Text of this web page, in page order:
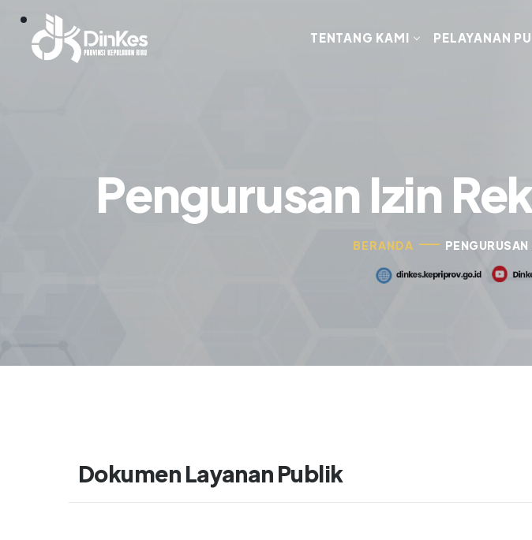
TENTANG KAMI PELAYANAN
Pengurusan Izin
BERANDA
Dokumen Layanan Publik